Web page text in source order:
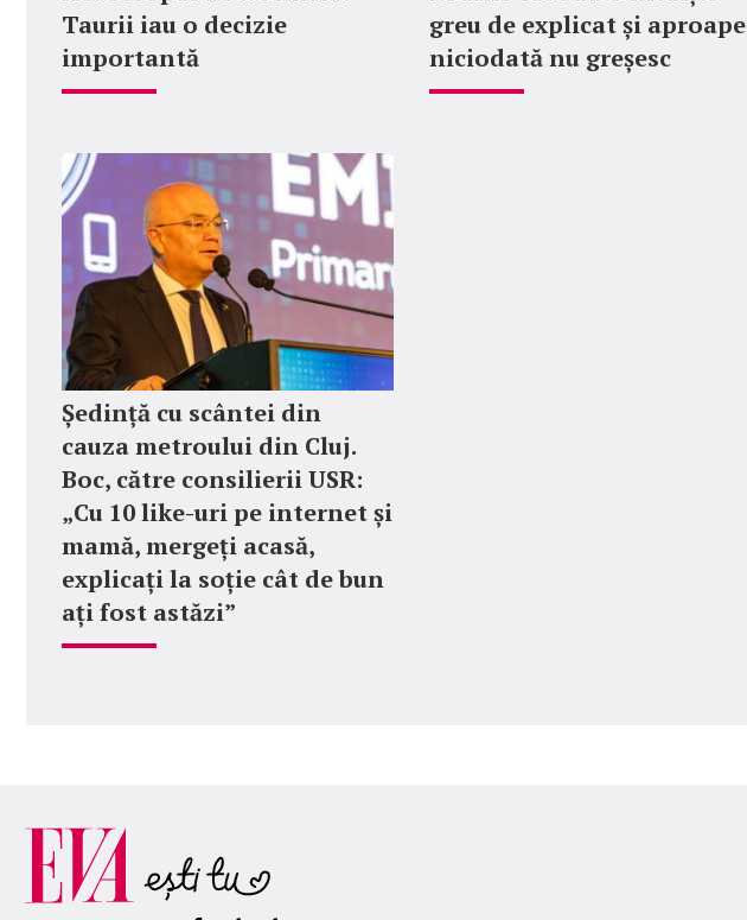
Taurii iau o decizie
importantă
greu de explicat și aproape
niciodată nu greșesc
Ședință cu scântei din
cauza metroului din Cluj.
Boc, către consilierii USR:
„Cu 10 like-uri pe internet și
mamă, mergeți acasă,
explicați la soție cât de bun
ați fost astăzi”